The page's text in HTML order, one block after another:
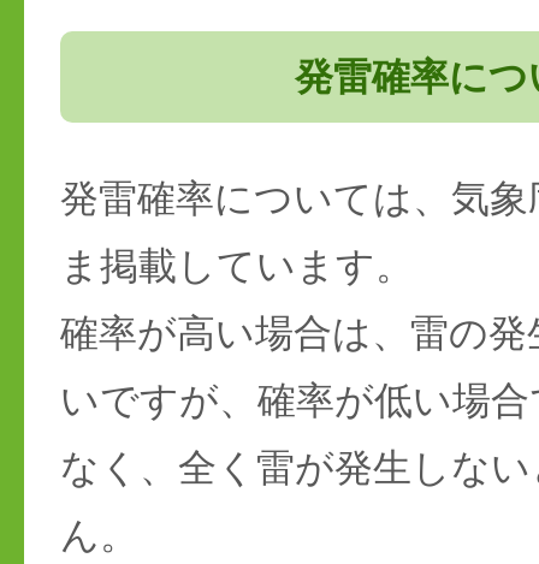
発雷確率につ
発雷確率については、気
ま掲載しています。
確率が高い場合は、雷の
いですが、確率が低い場
なく、全く雷が発生しな
ん。